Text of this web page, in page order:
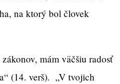
na ktorý bol človek
mám väčšiu radosť
(14. verš). „V tvojich